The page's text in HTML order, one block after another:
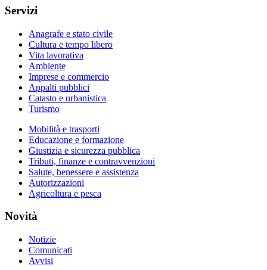
Servizi
Anagrafe e stato civile
Cultura e tempo libero
Vita lavorativa
Ambiente
Imprese e commercio
Appalti pubblici
Catasto e urbanistica
Turismo
Mobilità e trasporti
Educazione e formazione
Giustizia e sicurezza pubblica
Tributi, finanze e contravvenzioni
Salute, benessere e assistenza
Autorizzazioni
Agricoltura e pesca
Novità
Notizie
Comunicati
Avvisi